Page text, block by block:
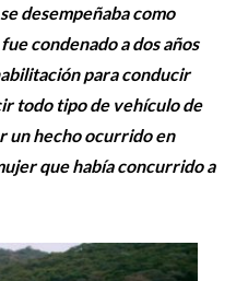
desempeñaba como
condenado a dos años
para conducir
todo tipo de vehículo de
un hecho ocurrido en
que había concurrido a